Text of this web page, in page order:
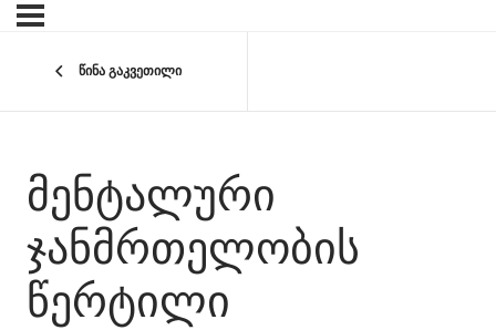
წინა გაკვეთილი
ᲛᲔᲜᲢᲐᲚᲣᲠᲘ
ᲯᲐᲜᲛᲠᲗᲔᲚᲝᲑᲘᲡ
ᲬᲔᲠᲢᲘᲚᲘ